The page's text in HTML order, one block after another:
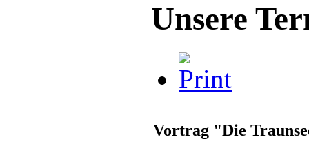
Unsere
Vortrag "Die